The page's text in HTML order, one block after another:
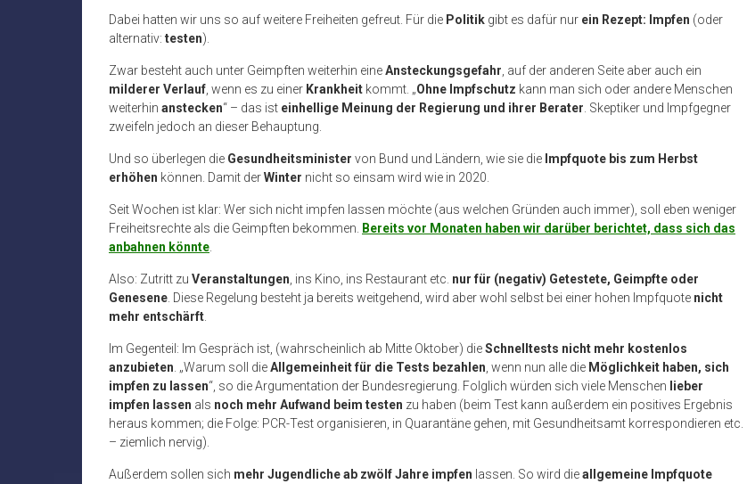
Dabei hatten wir uns so auf weitere Freiheiten gefreut. Für die Politik gibt es dafür nur ein Rezept: Impfen (oder
alternativ: testen).
Zwar besteht auch unter Geimpften weiterhin eineAnsteckungsgefahr , auf der anderen Seite aber auch ein
milderer Verlauf , wenn es zu einer Krankheit kommt. „Ohne Impfschutz kann man sich oder andere Menschen
weiterhin anstecken“ – das ist einhellige Meinung der Regierung und ihrer Berater . Skeptiker und Impfgegner
zweifeln jedoch an dieser Behauptung.
Und so überlegen die Gesundheitsminister von Bund und Ländern, wie sie die Impfquote bis zum Herbst
erhöhen können. Damit derWinter nicht so einsam wird wie in 2020.
Seit Wochen ist klar: Wer sich nicht impfen lassen möchte (aus welchen Gründen auch immer), soll eben weniger
Freiheitsrechte als die Geimpften bekommen.
Bereits vor Monaten haben wir darüber berichtet, dass sich das
anbahnen könnte
Also: Zutritt zu Veranstaltungen , ins Kino, ins Restaurant etc. nur für (negativ) Getestete, Geimpfte oder
Genesene . Diese Regelung besteht ja bereits weitgehend, wird aber wohl selbst bei einer hohen Impfquote nicht
mehr entschärft
Im Gegenteil: Im Gespräch ist, (wahrscheinlich ab Mitte Oktober) dieSchnelltests nicht mehr kostenlos
anzubieten . „Warum soll dieAllgemeinheit für die Tests bezahlen , wenn nun alle die Möglichkeit haben, sich
impfen zu lassen“, so die Argumentation der Bundesregierung. Folglich würden sich viele Menschen lieber
impfen lassen als noch mehr Aufwand beim testen zu haben (beim Test kann außerdem ein positives Ergebnis
heraus kommen; die Folge: PCR-Test organisieren, in Quarantäne gehen, mit Gesundheitsamt korrespondieren etc.
– ziemlich nervig).
Außerdem sollen sich mehr Jugendliche ab zwölf Jahre impfen lassen. So wird dieallgemeine Impfquote